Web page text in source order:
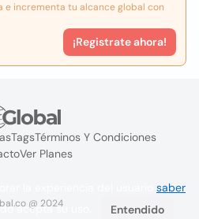
e incrementa tu alcance global con
¡Registrate ahora!
TagsTérminos Y Condiciones
Ver Planes
@ 2024
saber
acepta su uso. Entendido